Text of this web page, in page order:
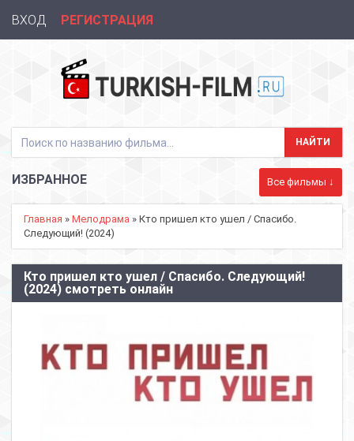
ВХОД РЕГИСТРАЦИЯ
ИЗБРАННОЕ Все фильмы ↓
Главная » Мелодрама » Кто пришел кто ушел / Спасибо.
Следующий! (2024)
Кто пришел кто ушел / Спасибо. Следующий!
(2024) смотреть онлайн